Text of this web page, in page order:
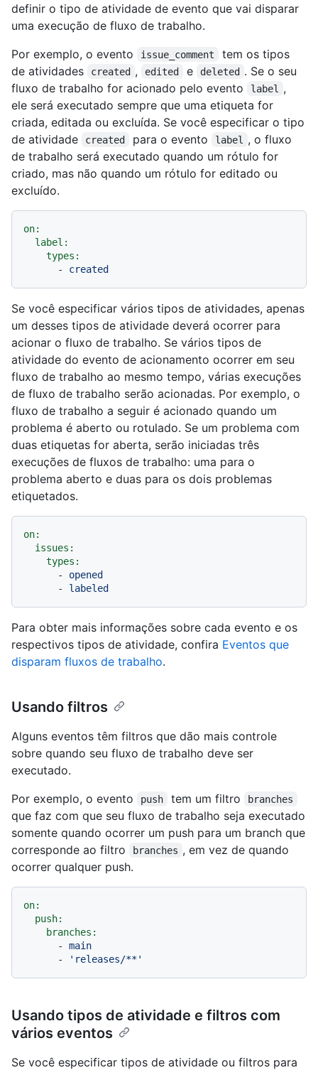
definir o tipo de atividade de evento que vai disparar
uma execução de fluxo de trabalho.
Por exemplo, o evento
issue_comment
tem os tipos
de atividades
created , edited e deleted . Se o seu
fluxo de trabalho for acionado pelo evento
label
,
ele será executado sempre que uma etiqueta for
criada, editada ou excluída. Se você especificar o tipo
de atividade
created para o evento label
, o fluxo
de trabalho será executado quando um rótulo for
criado, mas não quando um rótulo for editado ou
excluído.
on:
label:
types:
-
created
Se você especificar vários tipos de atividades, apenas
um desses tipos de atividade deverá ocorrer para
acionar o fluxo de trabalho. Se vários tipos de
atividade do evento de acionamento ocorrer em seu
fluxo de trabalho ao mesmo tempo, várias execuções
de fluxo de trabalho serão acionadas. Por exemplo, o
fluxo de trabalho a seguir é acionado quando um
problema é aberto ou rotulado. Se um problema com
duas etiquetas for aberta, serão iniciadas três
execuções de fluxos de trabalho: uma para o
problema aberto e duas para os dois problemas
etiquetados.
on:
issues:
types:
-
opened
-
labeled
Para obter mais informações sobre cada evento e os
respectivos tipos de atividade, confira Eventos que
disparam fluxos de trabalho.
Usando filtros
Alguns eventos têm filtros que dão mais controle
sobre quando seu fluxo de trabalho deve ser
executado.
Por exemplo, o evento
push tem um filtro branches
que faz com que seu fluxo de trabalho seja executado
somente quando ocorrer um push para um branch que
corresponde ao filtro
branches , em vez de quando
ocorrer qualquer push.
on:
push:
branches:
-
main
-
'releases/**'
Usando tipos de atividade e filtros com
vários eventos
Se você especificar tipos de atividade ou filtros para